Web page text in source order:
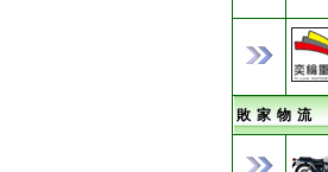
敗 家 物 流